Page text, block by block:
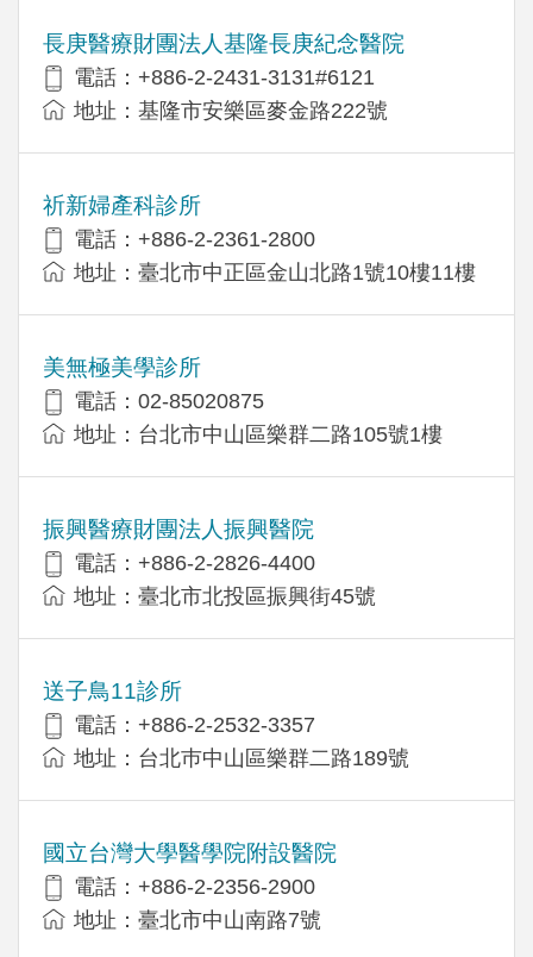
長庚醫療財團法人基隆長庚紀念醫院
電話：+886-2-2431-3131#6121
地址：基隆市安樂區麥金路222號
祈新婦產科診所
電話：+886-2-2361-2800
地址：臺北市中正區金山北路1號10樓11樓
美無極美學診所
電話：02-85020875
地址：台北市中山區樂群二路105號1樓
振興醫療財團法人振興醫院
電話：+886-2-2826-4400
地址：臺北市北投區振興街45號
送子鳥11診所
電話：+886-2-2532-3357
地址：台北巿中山區樂群二路189號
國立台灣大學醫學院附設醫院
電話：+886-2-2356-2900
地址：臺北市中山南路7號